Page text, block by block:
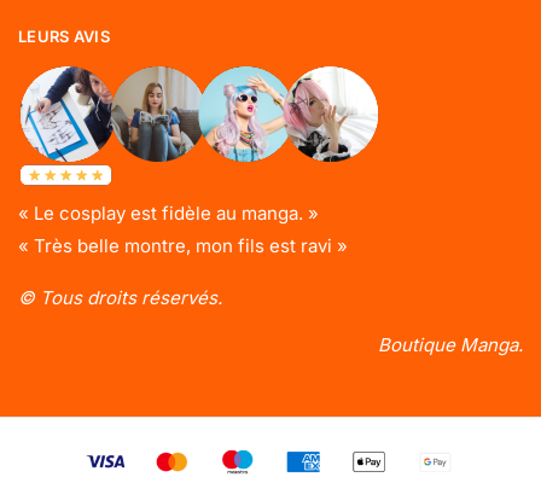
LEURS AVIS
« Le cosplay est fidèle au manga. »
« Très belle montre, mon fils est ravi »
© Tous droits réservés.
Boutique Manga.